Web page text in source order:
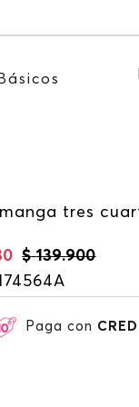
Básicos
tres
$ 139.900
Paga con